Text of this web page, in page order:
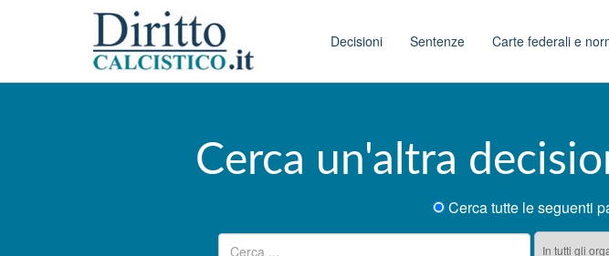
Main menu Decisioni Sentenze Carte federali e
Cerca un'altra
Cerca tutte le seguenti
Ricerca per: